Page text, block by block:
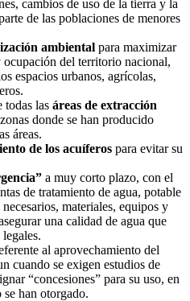
cambios de uso de la tierra y la
de las poblaciones de menores
ambiental para maximizar
del territorio nacional,
espacios urbanos, agrícolas,
todas las áreas de extracción
donde se han producido
áreas.
de los acuíferos para evitar su
a muy corto plazo, con el
de tratamiento de agua, potable
materiales, equipos y
una calidad de agua que
al aprovechamiento del
cuando se exigen estudios de
“concesiones” para su uso, en
se han otorgado.